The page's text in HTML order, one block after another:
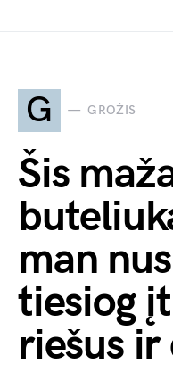
G GROŽIS
Šis
man
tiesiog
riešus ir